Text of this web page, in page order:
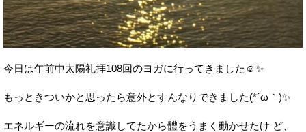
今日は午前中太陽礼拝108回のヨガに行ってきました☺️✨
もっときついかと思ったら意外とすんなりできました(*´ω｀)✨
エネルギーの流れを意識してたから體をうまく動かせたけ ど、